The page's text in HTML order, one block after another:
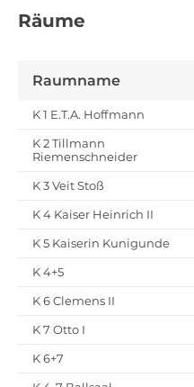
Räume
Raumname
K 1 E.T.A. Hoffmann
K 2 Tillmann
Riemenschneider
K 3 Veit Stoß
K 4 Kaiser Heinrich II
K 5 Kaiserin Kunigunde
K 4+5
K 6 Clemens II
K 7 Otto I
K 6+7